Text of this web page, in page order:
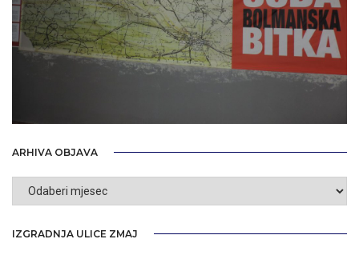
ARHIVA OBJAVA
Arhiva
objava
IZGRADNJA ULICE ZMAJ